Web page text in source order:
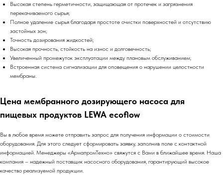
Высокая степень герметичности, защищающая от протечек и загрязнения
перекачиваемого сырья;
Полное удаление сырья благодаря простоте очистки поверхностей и отсутствию
застойных зон;
Точность дозирования жидкостей;
Высокая прочность, стойкость на износ и долговечность;
Увеличенный промежуток эксплуатации между плановым обслуживанием;
Встроенная система сигнализации для оповещения о нарушении целостности
мембраны.
Цена мембранного дозирующего насоса для
пищевых продуктов LEWA ecoflow
Вы в любое время можете отправить запрос для получения информации о стоимости
оборудования. Для этого следует сформировать заявку, заполнив поле с контактной
информацией. Менеджеры «АрмапромТехно» свяжутся с Вами в ближайшее время. Наша
компания – надежный поставщик насосного оборудования, гарантирующий высокое
качество реализуемой продукции.